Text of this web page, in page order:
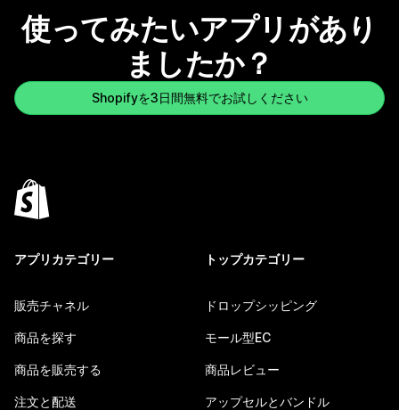
使ってみたいアプリがあり
ましたか？
Shopifyを3日間無料でお試しください
アプリカテゴリー
販売チャネル
商品を探す
商品を販売する
注文と配送
トップカテゴリー
ドロップシッピング
モール型EC
商品レビュー
アップセルとバンドル